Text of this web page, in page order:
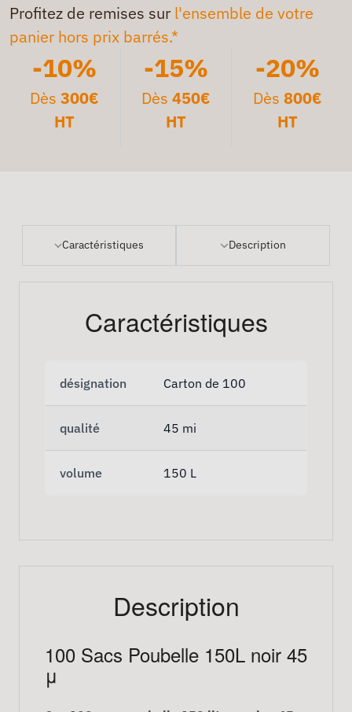
Profitez de remises sur l'ensemble de votre
panier hors prix barrés.*
-10%
Dès300€
HT
-15%
Dès 450€
HT
-20%
Dès 800€
HT
Caractéristiques Description
Caractéristiques
désignation Carton de 100
qualité 45 mi
volume 150 L
Description
100 Sacs Poubelle 150L noir 45
μ